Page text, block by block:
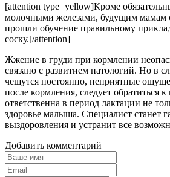
[attention type=yellow]Кроме
молочными железами, будущим мамам
прошли обучение правильному
соску.[/attention]
Жжение в груди при кормлении
связано с развитием патологий. Но в
чешутся постоянно, неприятные
после кормления, следует обратиться к
ответственна в период лактации не
здоровье малыша. Специалист станет
выздоровления и устранит все
Добавить комментарий